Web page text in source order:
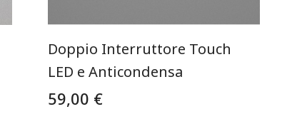
Doppio Interruttore Touch
LED e Anticondensa
59,00 €